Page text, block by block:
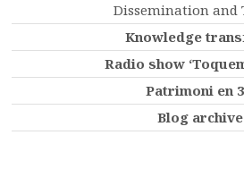
Dissemination and
Knowledge
Radio show
Patrimoni en
Blog archive